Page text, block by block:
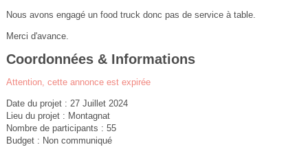
Nous avons engagé un food truck donc pas de service à table.
Merci d'avance.
Coordonnées & Informations
Attention, cette annonce est expirée
Date du projet : 27 Juillet 2024
Lieu du projet : Montagnat
Nombre de participants : 55
Budget : Non communiqué